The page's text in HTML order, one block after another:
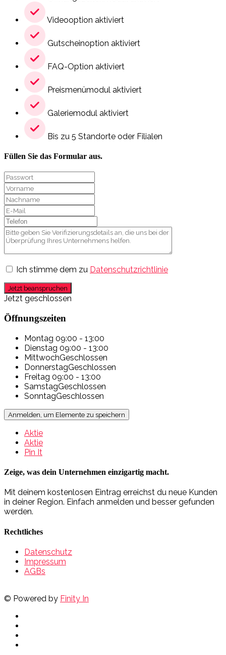
Videooption aktiviert
Gutscheinoption aktiviert
FAQ-Option aktiviert
Preismenümodul aktiviert
Galeriemodul aktiviert
Bis zu 5 Standorte oder Filialen
Füllen Sie das Formular aus.
Ich stimme dem zu Datenschutzrichtlinie
Jetzt beanspruchen
Jetzt geschlossen
Öffnungszeiten
Montag 09:00 - 13:00
Dienstag 09:00 - 13:00
MittwochGeschlossen
DonnerstagGeschlossen
Freitag 09:00 - 13:00
SamstagGeschlossen
SonntagGeschlossen
Anmelden, um Elemente zu speichern
Aktie
Aktie
Pin It
Zeige, was dein Unternehmen einzigartig macht.
Mit deinem kostenlosen Eintrag erreichst du neue Kunden
in deiner Region. Einfach anmelden und besser gefunden
werden.
Rechtliches
Datenschutz
Impressum
AGBs
© Powered by Finity In